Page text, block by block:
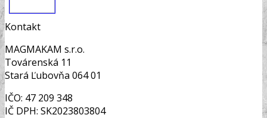
Kontakt
MAGMAKAM s.r.o.
Továrenská 11
Stará Ľubovňa 064 01
IČO: 47 209 348
IČ DPH: SK2023803804